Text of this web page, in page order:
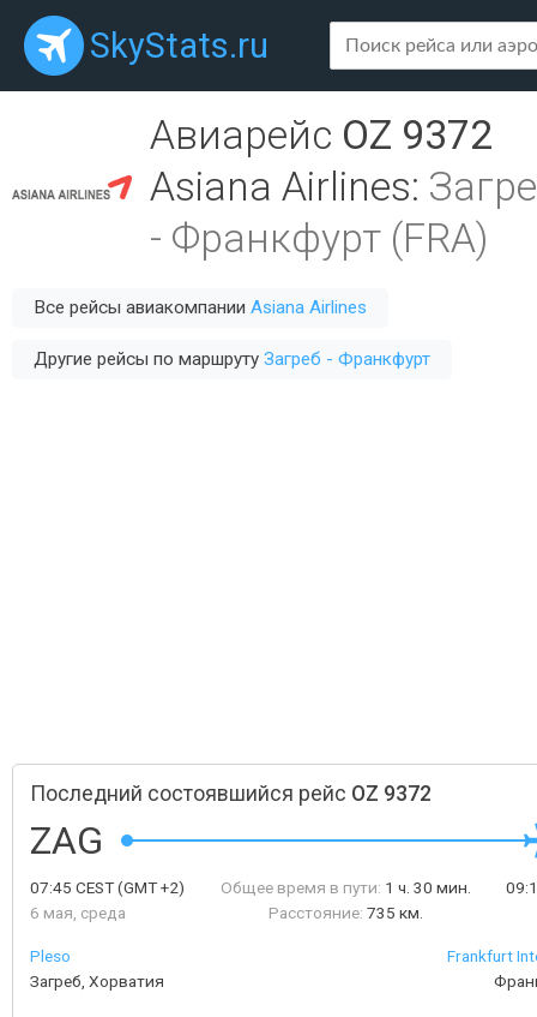
SkyStats.ru
Авиарейс OZ 9372
Asiana Airlines:
- Франкфурт (FRA)
Все рейсы авиакомпании Asiana Airlines
Другие рейсы по маршруту Загреб - Франкфурт
Последний состоявшийся рейс OZ 9372
ZAG
07:45 CEST(GMT +2)
6 мая, среда
Общее время в пути: 1 ч. 30 мин.
Расстояние: 735 км.
Pleso
Загреб, Хорватия
Frankfurt